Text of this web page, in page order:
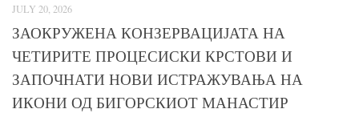
JULY 20, 2026
ЗАОКРУЖЕНА КОНЗЕРВАЦИЈАТА НА
ЧЕТИРИТЕ ПРОЦЕСИСКИ КРСТОВИ И
ЗАПОЧНАТИ НОВИ ИСТРАЖУВАЊА НА
ИКОНИ ОД БИГОРСКИОТ МАНАСТИР